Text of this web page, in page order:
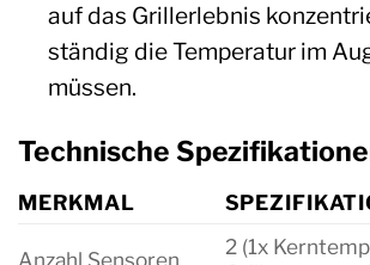
auf das Grillerlebnis
ständig die Temperatur im
müssen.
Technische
MERKMAL
Anzahl Sensoren
2 (1x